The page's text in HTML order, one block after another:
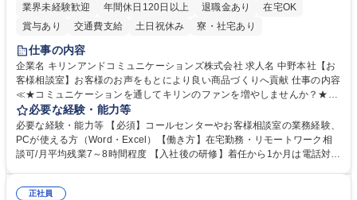
業界未経験歓迎
年間休日120日以上 退職金あり
在宅OK
賞与あり
交通費支給 土日祝休み 寮・社宅あり
仕事の内容
企業名 キリンアンドコミュニケーションズ株式会社 求人名 中野本社【お
客様相談室】お客様のお声をもとにより良い商品づくりへ貢献 仕事の内容
≪★コミュニケーションを通してキリンのファンを増やしませんか？★≫
お客様のお声をより良い商品づくりに活かしていく上で、窓口となるお客
様相談室でのお仕事です。 日々お客様からいただくキリングループへのご
意見を、企業活動に活かしています。お客様からの声に迅速かつ誠意をも
って対応、情報提供するとともにグループ内活動に反映しています。 【具
平均100件前後■メール・手紙：同上40件前後 募集職種 中野本社【お客様
必要な経験・能力等
必要な経験・能力等 【必須】コールセンターやお客様相談室の業務経験、
PCが使える方（Word・Excel）【働き方】在宅勤務・リモートワーク相
談可/月平均残業7～8時間程度 【入社後の研修】着任から1か月は電話対応
すのでご安心ください。 【当社について】キリングループの広報機能を担
正社員